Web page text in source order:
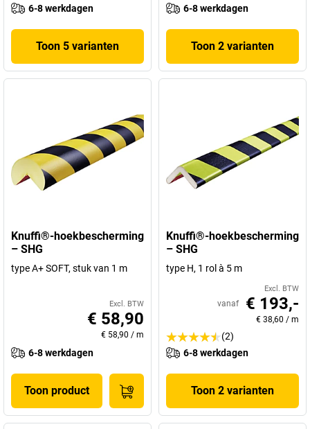
6-8 werkdagen
Toon 5 varianten
6-8 werkdagen
Toon 2 varianten
Knuffi®-hoekbescherming
– SHG
type A+ SOFT, stuk van 1 m
Excl. BTW
€ 58,90
€ 58,90 / m
6-8 werkdagen
Toon product
Knuffi®-hoekbescherming
– SHG
type H, 1 rol à 5 m
Excl. BTW
vanaf € 193,-
€ 38,60 / m
(2)
6-8 werkdagen
Toon 2 varianten